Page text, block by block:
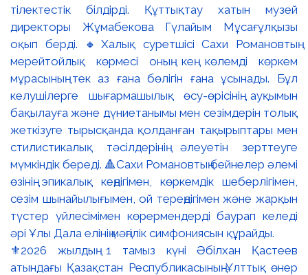
⚜️2026 жылдың 1 тамыз күні Әбілхан Қастеев
атындағы Қазақстан Республикасының Ұлттық өнер